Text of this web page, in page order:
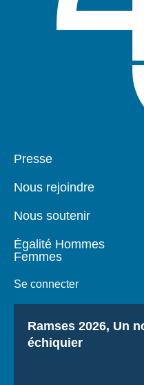
Pied
Presse
Nous rejoindre
Nous soutenir
Égalité Hommes
Femmes
Se connecter
Titre
Ramses 2026, Un
échiquier